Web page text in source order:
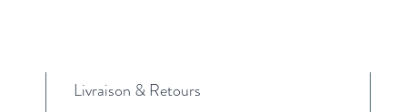
Livraison & Retours